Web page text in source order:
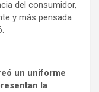
del consumidor,
y más pensada
un uniforme
la